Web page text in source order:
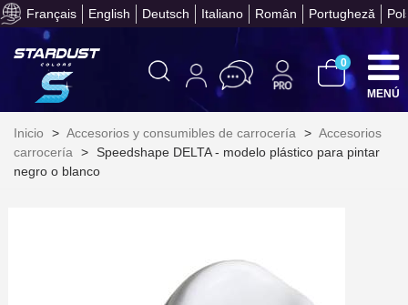
Français English Deutsch Italiano Român Portugheză
Obtenga su presupuesto
Paga en 4 plazos sin
0
MENÚ
Inicio > Accesorios y consumibles de carrocería > Accesorios
carrocería
> Speedshape DELTA - modelo plástico para pintar
negro o blanco